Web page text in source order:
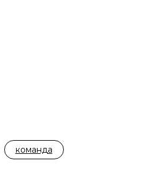
команда